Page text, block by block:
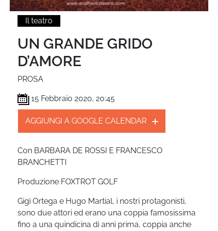
Il teatro
UN GRANDE GRIDO
D’AMORE
PROSA
15 Febbraio 2020, 20:45
AGGIUNGI A GOOGLE CALENDAR
Con BARBARA DE ROSSI E FRANCESCO
BRANCHETTI
Produzione FOXTROT GOLF
Gigì Ortega e Hugo Martial, i nostri protagonisti,
sono due attori ed erano una coppia famosissima
fino a una quindicina di anni prima, coppia anche